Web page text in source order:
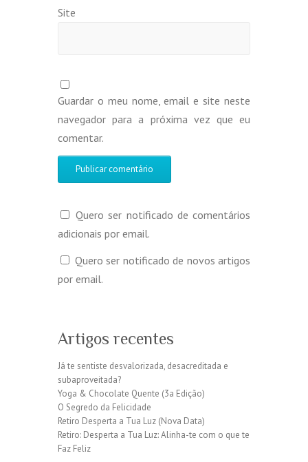
Site
Guardar o meu nome, email e site neste
navegador para a próxima vez que eu
comentar.
Quero ser notificado de comentários
adicionais por email.
Quero ser notificado de novos artigos
por email.
Artigos recentes
Já te sentiste desvalorizada, desacreditada e
subaproveitada?
Yoga & Chocolate Quente (3a Edição)
O Segredo da Felicidade
Retiro Desperta a Tua Luz (Nova Data)
Retiro: Desperta a Tua Luz: Alinha-te com o que te
Faz Feliz